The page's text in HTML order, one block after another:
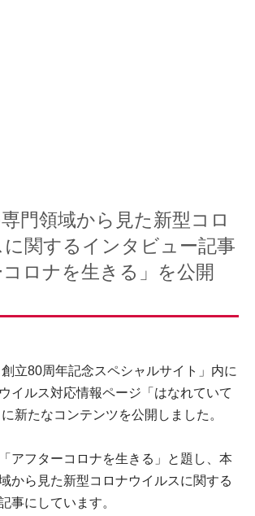
門領域から見た新型コロ
関するインタビュー記事
コロナを生きる」を公開
創立80周年記念スペシャルサイト」内に
イルス対応情報ページ「はなれていて
新たなコンテンツを公開しました。
アフターコロナを生きる」と題し、本
から見た新型コロナウイルスに関する
事にしています。